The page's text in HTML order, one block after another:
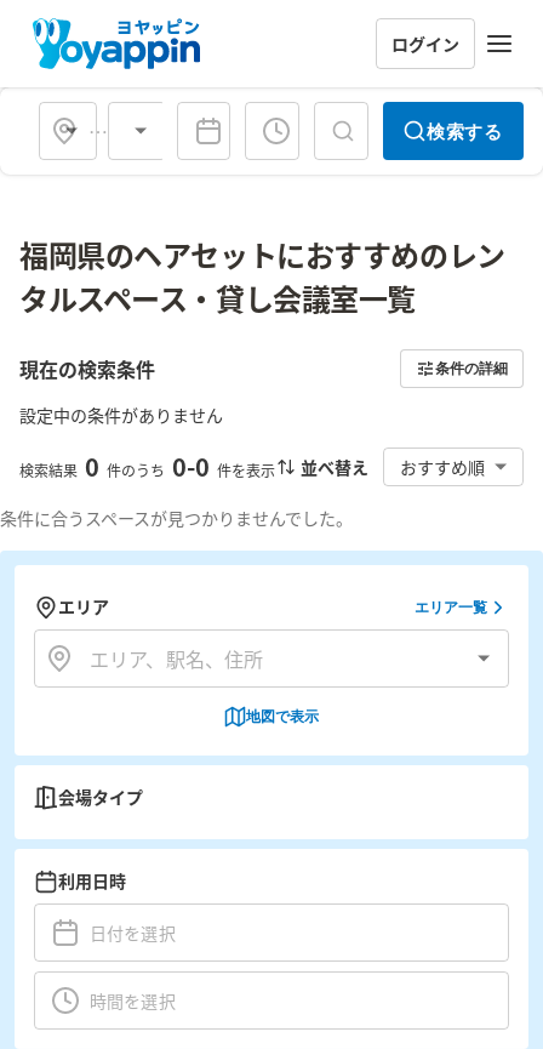
ログイン
会場タイプ 検索する
福岡県のヘアセットにおすすめのレン
タルスペース・貸し会議室一覧
現在の検索条件 条件の詳細
設定中の条件がありません
検索結果 0 件のうち 0-0 件を表示 並べ替え おすすめ順
条件に合うスペースが見つかりませんでした。
エリア エリア一覧
地図で表示
会場タイプ
利用日時